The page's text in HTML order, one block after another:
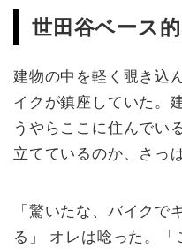
世田谷ベース
建物の中を軽く覗き込
イクが鎮座していた。
うやらここに住んでい
立てているのか、さっ
「驚いたな、バイク
る」 オレは唸った。